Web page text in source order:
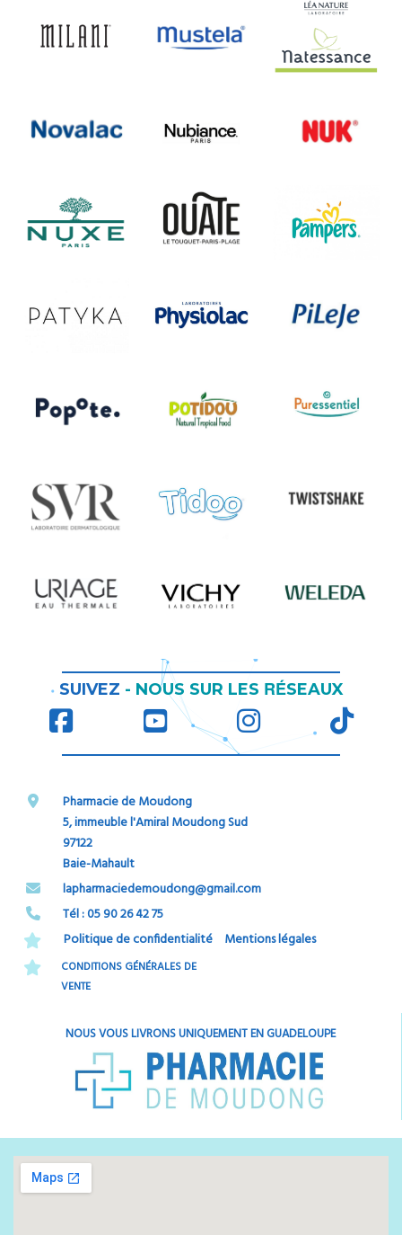
SUIVEZ - NOUS SUR LES RÉSEAUX
Pharmacie de Moudong
5, immeuble l'Amiral Moudong Sud
97122
Baie-Mahault
​​​​​​​lapharmaciedemoudong@gmail.com
Tél : 05 90 26 42 75​​​​​​​
Politique de confidentialité
Mentions légales
CONDITIONS GÉNÉRALES DE
VENTE
NOUS VOUS LIVRONS UNIQUEMENT EN GUADELOUPE